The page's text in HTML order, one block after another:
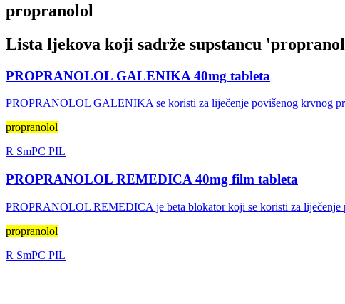
propranolol
Lista ljekova koji sadrže supstancu '
PROPRANOLOL GALENIKA 40mg tableta
PROPRANOLOL GALENIKA se koristi za liječenje povišenog krvnog
propranolol
R SmPC PIL
PROPRANOLOL REMEDICA 40mg film tableta
PROPRANOLOL REMEDICA je beta blokator koji se koristi za liječenje
propranolol
R SmPC PIL